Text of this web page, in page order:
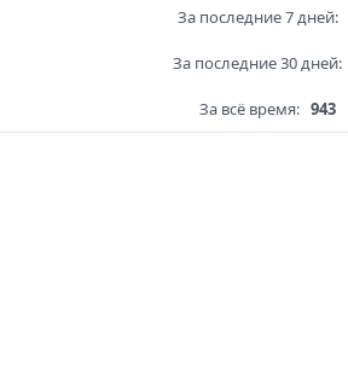
За последние 7 дней:
За последние 30 дней:
За всё время: 943